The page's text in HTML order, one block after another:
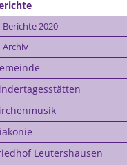
Berichte 2020
Archiv
Leutershausen